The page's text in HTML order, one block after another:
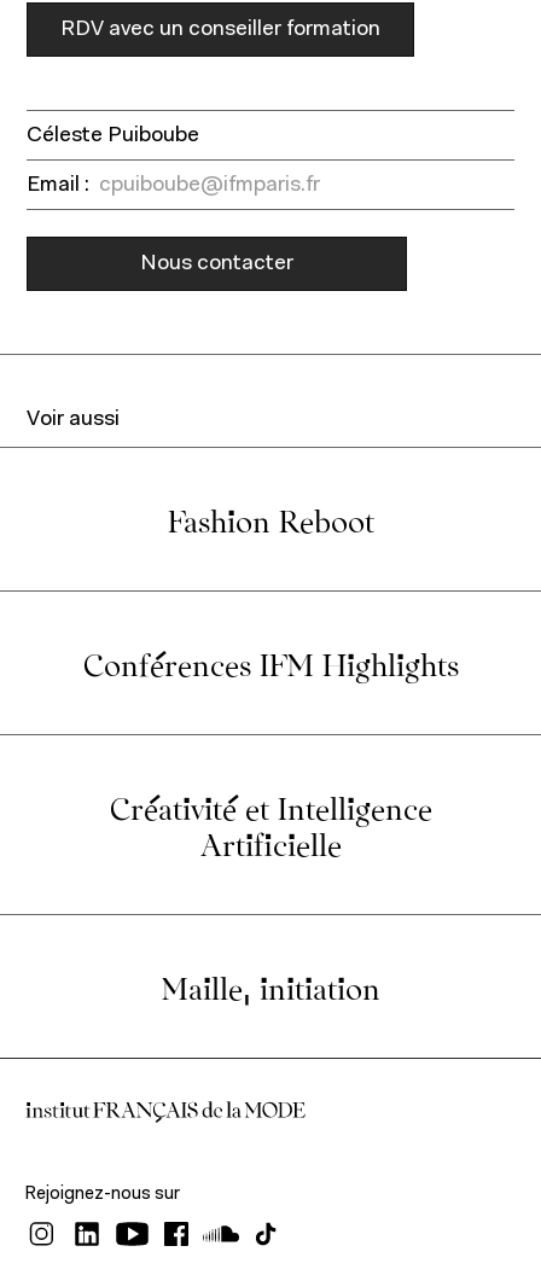
RDV avec un conseiller formation
Céleste Puiboube
Email : cpuiboube@ifmparis.fr
Nous contacter
Voir aussi
Fashion Reboot
Conférences IFM Highlights
Créativité et Intelligence
Artificielle
Maille, initiation
Rejoignez-nous sur